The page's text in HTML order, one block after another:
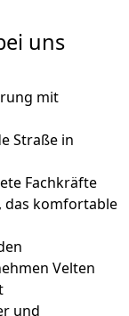
uns
mit
Straße in
Fachkräfte
das komfortable
Velten
und